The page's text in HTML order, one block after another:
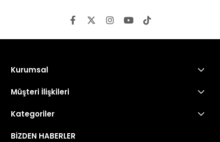
Kurumsal
Müşteri İlişkileri
Kategoriler
BİZDEN HABERLER